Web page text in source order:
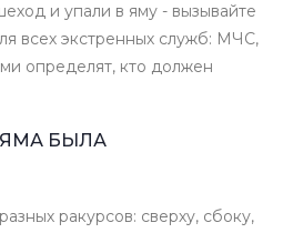
и упали в яму - вызывайте
всех экстренных служб: МЧС,
определят, кто должен
ЯМА БЫЛА
ракурсов: сверху, сбоку,